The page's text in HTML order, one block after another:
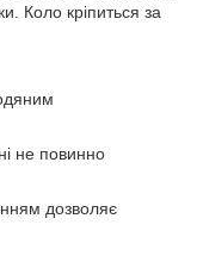
Коло кріпиться за
не повинно
дозволяє